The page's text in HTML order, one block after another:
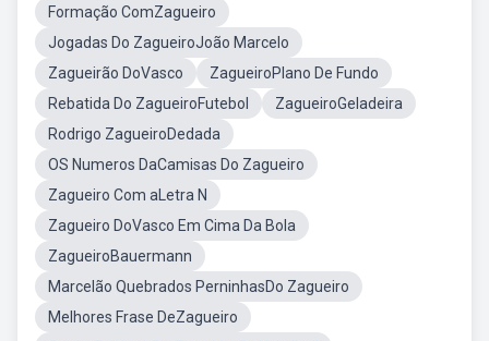
Formação ComZagueiro
Jogadas Do ZagueiroJoão Marcelo
Zagueirão DoVasco
ZagueiroPlano De Fundo
Rebatida Do ZagueiroFutebol
ZagueiroGeladeira
Rodrigo ZagueiroDedada
OS Numeros DaCamisas Do Zagueiro
Zagueiro Com aLetra N
Zagueiro DoVasco Em Cima Da Bola
ZagueiroBauermann
Marcelão Quebrados PerninhasDo Zagueiro
Melhores Frase DeZagueiro